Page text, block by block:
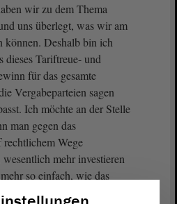
wir zu dem Thema
uns überlegt, was wir am
können. Deshalb bin ich
dieses Tariftreue- und
für das gesamte
Vergabeparteien sagen
Ich möchte an der Stelle
man gegen das
rechtlichem Wege
mehr investieren
so einfach, wie das